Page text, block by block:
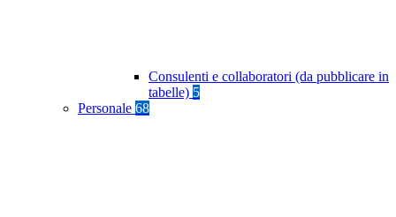
Consulenti e collaboratori (da pubblicare in
tabelle) 5
Personale 68